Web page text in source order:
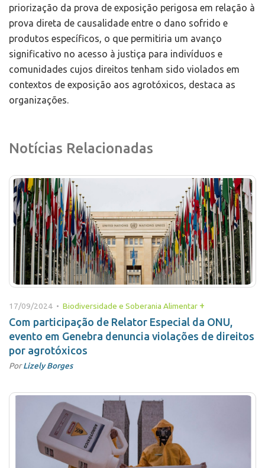
priorização da prova de exposição perigosa em relação à
prova direta de causalidade entre o dano sofrido e
produtos específicos, o que permitiria um avanço
significativo no acesso à justiça para indivíduos e
comunidades cujos direitos tenham sido violados em
contextos de exposição aos agrotóxicos, destaca as
organizações.
Notícias Relacionadas
17/09/2024 • Biodiversidade e Soberania Alimentar +
Com participação de Relator Especial da ONU,
evento em Genebra denuncia violações de direitos
por agrotóxicos
PorLizely Borges